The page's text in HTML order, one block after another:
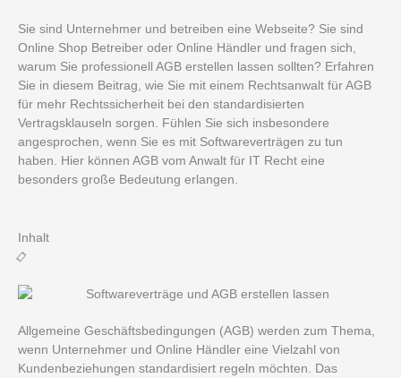
Sie sind Unternehmer und betreiben eine Webseite? Sie sind
Online Shop Betreiber oder Online Händler und fragen sich,
warum Sie professionell AGB erstellen lassen sollten? Erfahren
Sie in diesem Beitrag, wie Sie mit einem Rechtsanwalt für AGB
für mehr Rechtssicherheit bei den standardisierten
Vertragsklauseln sorgen. Fühlen Sie sich insbesondere
angesprochen, wenn Sie es mit Softwareverträgen zu tun
haben. Hier können AGB vom Anwalt für IT Recht eine
besonders große Bedeutung erlangen.
Inhalt
Allgemeine Geschäftsbedingungen (AGB) werden zum Thema,
wenn Unternehmer und Online Händler eine Vielzahl von
Kundenbeziehungen standardisiert regeln möchten. Das